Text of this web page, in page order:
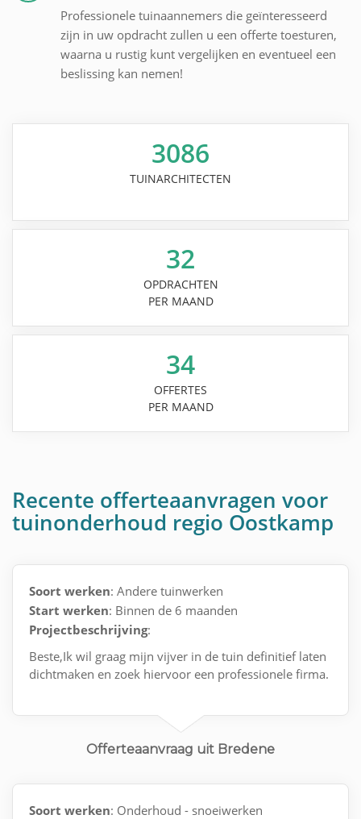
Professionele tuinaannemers die geïnteresseerd
zijn in uw opdracht zullen u een offerte toesturen,
waarna u rustig kunt vergelijken en eventueel een
beslissing kan nemen!
3086
TUINARCHITECTEN
32
OPDRACHTEN
PER MAAND
34
OFFERTES
PER MAAND
Recente offerteaanvragen voor
tuinonderhoud regio Oostkamp
Soort werken: Andere tuinwerken
Start werken: Binnen de 6 maanden
Projectbeschrijving:
Beste,Ik wil graag mijn vijver in de tuin definitief laten
dichtmaken en zoek hiervoor een professionele firma.
Offerteaanvraag uit Bredene
Soort werken: Onderhoud - snoeiwerken